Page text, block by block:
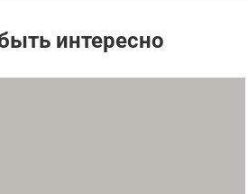
интересно